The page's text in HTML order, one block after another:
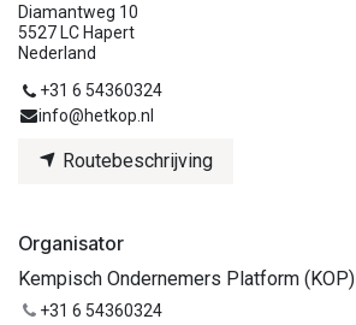
Diamantweg 10
5527 LC Hapert
Nederland
+31 6 54360324
info@hetkop.nl
Routebeschrijving
Organisator
Kempisch Ondernemers Platform (KOP)
+31 6 54360324